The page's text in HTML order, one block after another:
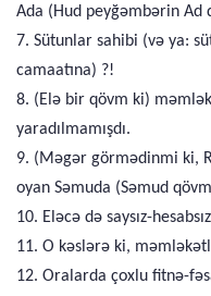
Ada (Hud peyğəmbərin Ad
7. Sütunlar sahibi (və ya:
camaatına) ?!
8. (Elə bir qövm ki)
yaradılmamışdı.
9. (Məgər görmədinmi ki,
oyan Səmuda (Səmud
10. Eləcə də saysız-
11. O kəslərə ki,
12. Oralarda çoxlu fitnə-